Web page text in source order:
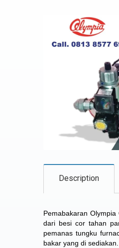
Description
Pemabakaran
dari besi cor tahan
pemanas tungku
bakar yang di sediakan.